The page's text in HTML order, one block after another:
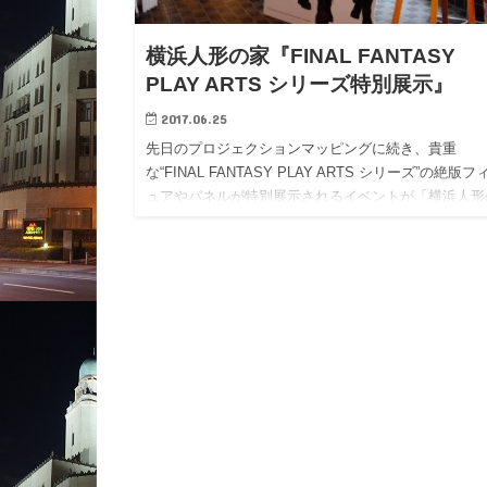
横浜人形の家『FINAL FANTASY
PLAY ARTS シリーズ特別展示』
2017.06.25
先日のプロジェクションマッピングに続き、貴重
な“FINAL FANTASY PLAY ARTS シリーズ”の絶版フ
ュアやパネルが特別展示されるイベントが「横浜人